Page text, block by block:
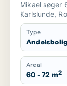
Mikael søger
Karlslunde,
Type
Andelsbolig
Areal
60 - 72 m2